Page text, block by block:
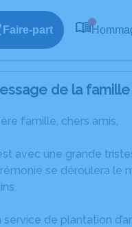
Faire-part
de la famille
famille, chers amis,
avec une grande
se déroulera le
service de plantation